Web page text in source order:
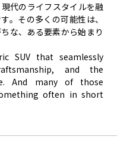
代のライフスタイルを融
。その多くの可能性は、
な、ある要素から始まり
SUV that seamlessly
and the
And many of those
often in short